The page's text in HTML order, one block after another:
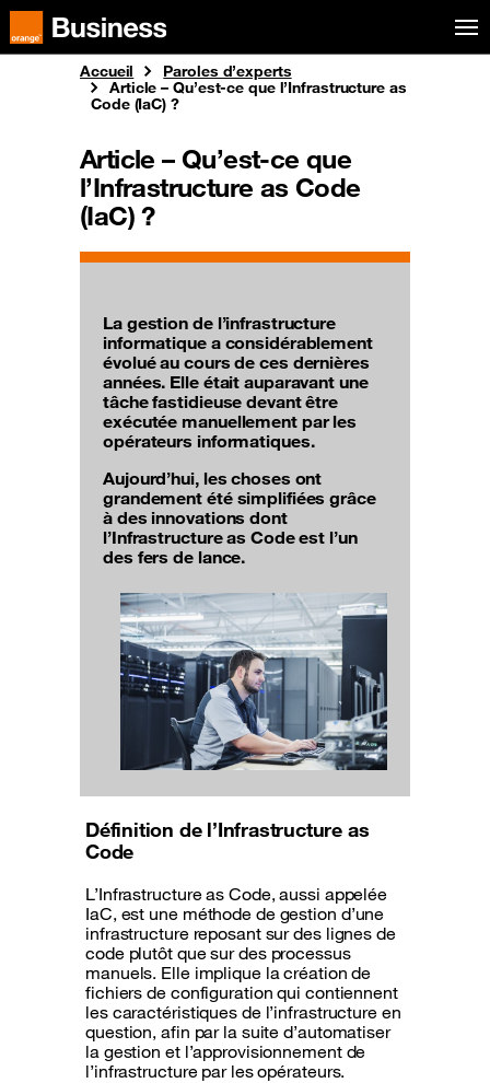
Aller au menu
Orange Business
Accueil
Paroles d’experts
Article – Qu’est-ce que l’Infrastructure as
Code (IaC) ?
Article – Qu’est-ce que
l’Infrastructure as Code
(IaC) ?
La gestion de l’infrastructure
informatique a considérablement
évolué au cours de ces dernières
années. Elle était auparavant une
tâche fastidieuse devant être
exécutée manuellement par les
opérateurs informatiques.
Aujourd’hui, les choses ont
grandement été simplifiées grâce
à des innovations dont
l’Infrastructure as Code est l’un
des fers de lance.
Définition de l’Infrastructure as
Code
L’Infrastructure as Code, aussi appelée
IaC, est une méthode de gestion d’une
infrastructure reposant sur des lignes de
code plutôt que sur des processus
manuels. Elle implique la création de
fichiers de configuration qui contiennent
les caractéristiques de l’infrastructure en
question, afin par la suite d’automatiser
la gestion et l’approvisionnement de
l’infrastructure par les opérateurs.